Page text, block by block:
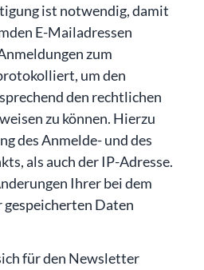
ist notwendig, damit
E-Mailadressen
zum
um den
den rechtlichen
zu können. Hierzu
des Anmelde- und des
als auch der IP-Adresse.
Ihrer bei dem
Daten
für den Newsletter